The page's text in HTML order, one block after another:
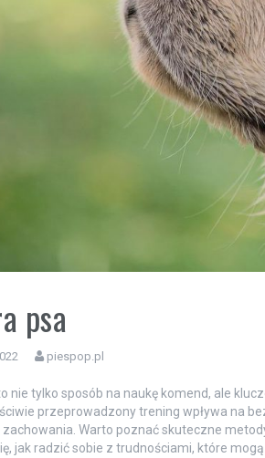
psa
piespop.pl
nie tylko sposób na naukę komend, ale
przeprowadzony trening wpływa na
Warto poznać skuteczne
jak radzić sobie z trudnościami, które